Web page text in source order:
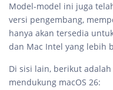
Model-model ini juga
versi pengembang,
hanya akan tersedia
dan Mac Intel yang lebih
Di sisi lain, berikut
mendukung macOS 26: